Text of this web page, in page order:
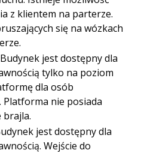
z klientem na parterze.
się na wózkach
Budynek jest dostępny dla
tylko na poziom
dla osób
Platforma nie posiada
brajla.
jest dostępny dla
Wejście do